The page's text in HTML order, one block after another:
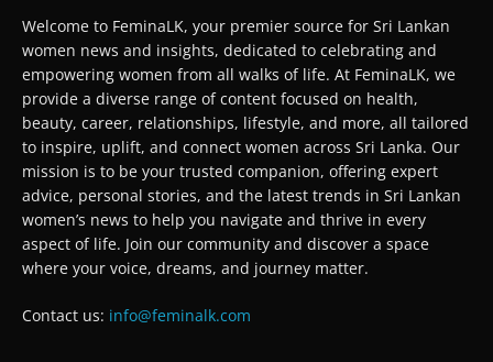
Welcome to FeminaLK, your premier source for Sri Lankan
women news and insights, dedicated to celebrating and
empowering women from all walks of life. At FeminaLK, we
provide a diverse range of content focused on health,
beauty, career, relationships, lifestyle, and more, all tailored
to inspire, uplift, and connect women across Sri Lanka. Our
mission is to be your trusted companion, offering expert
advice, personal stories, and the latest trends in Sri Lankan
women’s news to help you navigate and thrive in every
aspect of life. Join our community and discover a space
where your voice, dreams, and journey matter.
Contact us: info@feminalk.com